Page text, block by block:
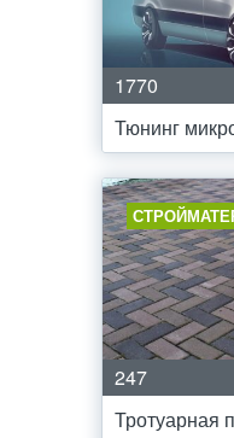
1770
Тюнинг
247
Тротуарная